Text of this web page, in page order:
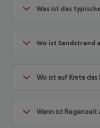
Was ist das
Wo ist Sandstrand
Wo ist auf Kreta
Wann ist Regenzeit